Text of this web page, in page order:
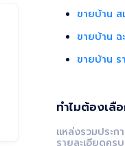
ขายบ้าน ส
ขายบ้าน ฉ
ขายบ้าน ร
ทำไมต้องเลื
แหล่งรวมประก